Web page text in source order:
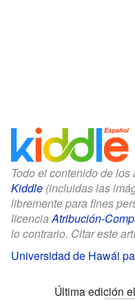
Todo el contenido de los
Kiddle (incluidas las
libremente para fines
licenciaAtribución-
lo contrario. Citar este
Universidad de Hawái
Última edición